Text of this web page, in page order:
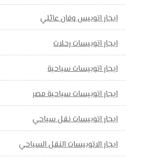
ايجار اتوبيس وفان عائلي
ايجار اتوبيسات رحلات
ايجار اتوبيسات سياحية
ايجار اتوبيسات سياحية مصر
ايجار اتوبيسات نقل سياحي
ايجار الاتوبيسات النقل السياحي